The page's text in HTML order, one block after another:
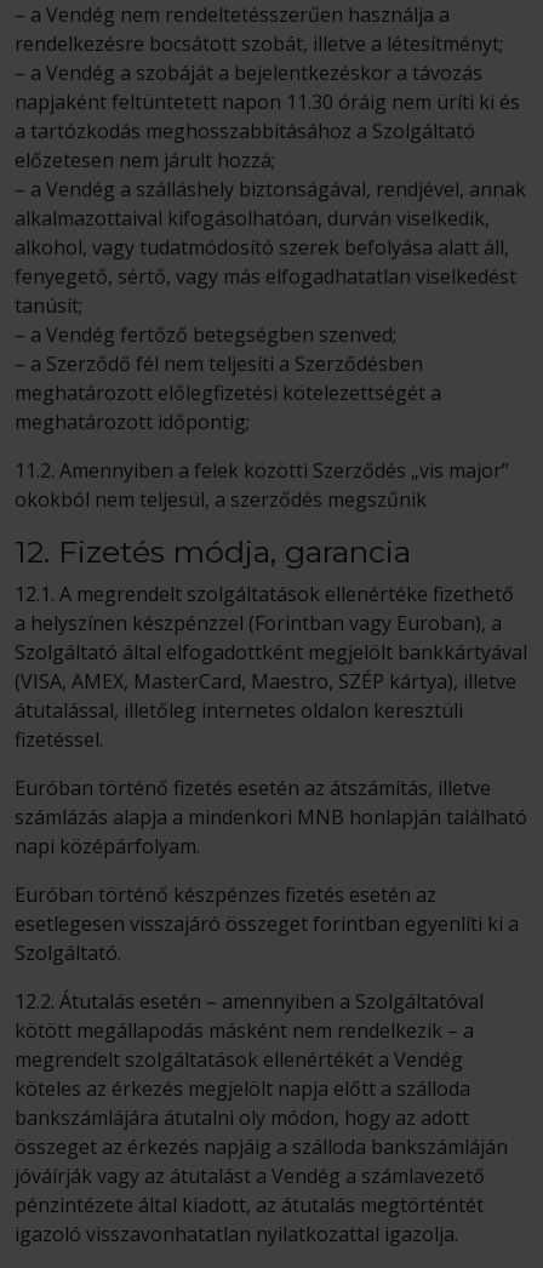
– a Vendég nem rendeltetésszerűen használja a
rendelkezésre bocsátott szobát, illetve a létesítményt;
– a Vendég a szobáját a bejelentkezéskor a távozás
napjaként feltüntetett napon 11.30 óráig nem üríti ki és
a tartózkodás meghosszabbításához a Szolgáltató
előzetesen nem járult hozzá;
– a Vendég a szálláshely biztonságával, rendjével, annak
alkalmazottaival kifogásolhatóan, durván viselkedik,
alkohol, vagy tudatmódosító szerek befolyása alatt áll,
fenyegető, sértő, vagy más elfogadhatatlan viselkedést
tanúsít;
– a Vendég fertőző betegségben szenved;
– a Szerződő fél nem teljesíti a Szerződésben
meghatározott előlegfizetési kötelezettségét a
meghatározott időpontig;
11.2. Amennyiben a felek közötti Szerződés „vis major”
okokból nem teljesül, a szerződés megszűnik
12. Fizetés módja, garancia
12.1. A megrendelt szolgáltatások ellenértéke fizethető
a helyszínen készpénzzel (Forintban vagy Euroban), a
Szolgáltató által elfogadottként megjelölt bankkártyával
(VISA, AMEX, MasterCard, Maestro, SZÉP kártya), illetve
átutalással, illetőleg internetes oldalon keresztüli
fizetéssel.
Euróban történő fizetés esetén az átszámítás, illetve
számlázás alapja a mindenkori MNB honlapján található
napi középárfolyam.
Euróban történő készpénzes fizetés esetén az
esetlegesen visszajáró összeget forintban egyenlíti ki a
Szolgáltató.
12.2. Átutalás esetén – amennyiben a Szolgáltatóval
kötött megállapodás másként nem rendelkezik – a
megrendelt szolgáltatások ellenértékét a Vendég
köteles az érkezés megjelölt napja előtt a szálloda
bankszámlájára átutalni oly módon, hogy az adott
összeget az érkezés napjáig a szálloda bankszámláján
jóváírják vagy az átutalást a Vendég a számlavezető
pénzintézete által kiadott, az átutalás megtörténtét
igazoló visszavonhatatlan nyilatkozattal igazolja.